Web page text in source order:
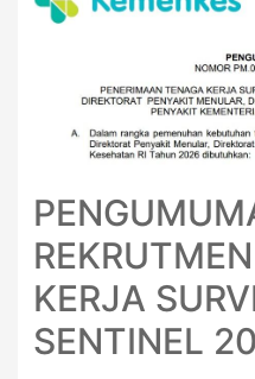
KERJA
SENTINEL